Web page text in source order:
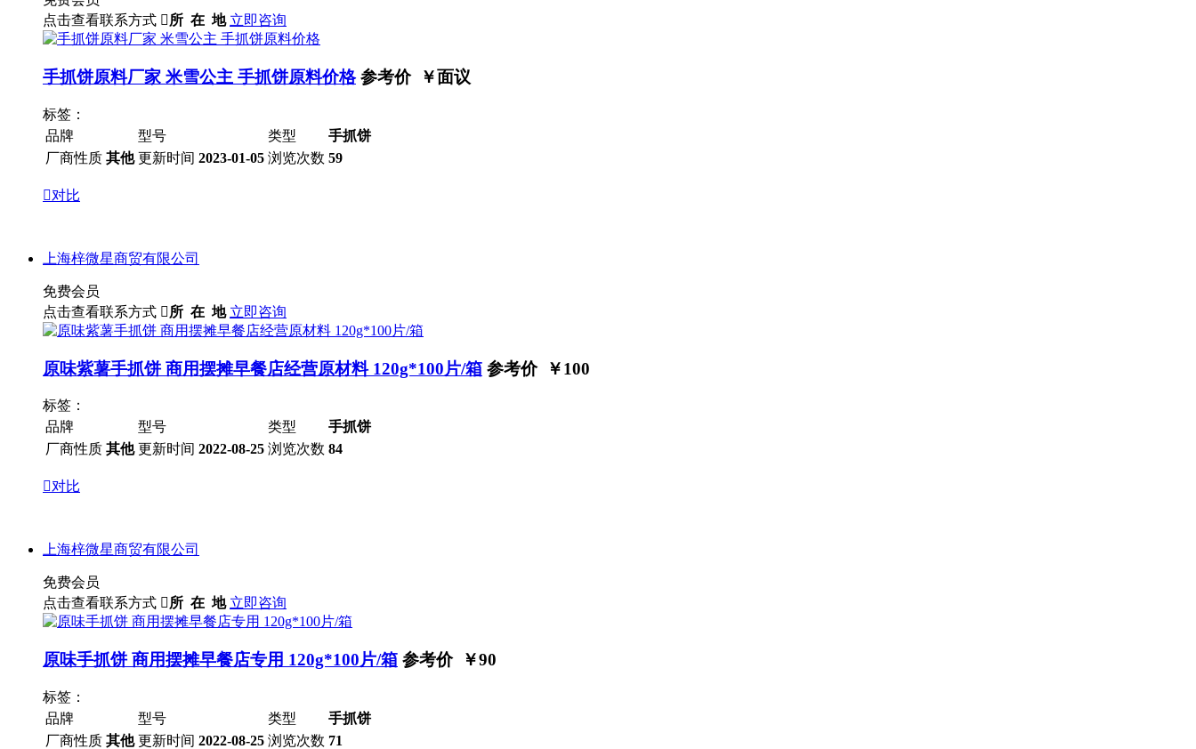
点击查看联系方式 所 在 地 立即咨询
手抓饼原料厂家 米雪公主 手抓饼原料价格 参考价 ￥面议
标签：
品牌
型号 类型
手抓饼
厂商性质 其他 更新时间 2023-01-05 浏览次数 59
对比
上海梓微星商贸有限公司
免费会员
点击查看联系方式 所 在 地 立即咨询
原味紫薯手抓饼 商用摆摊早餐店经营原材料 120g*100片/箱 参考价 ￥100
标签：
品牌
型号 类型
手抓饼
厂商性质 其他 更新时间 2022-08-25 浏览次数 84
对比
上海梓微星商贸有限公司
免费会员
点击查看联系方式 所 在 地 立即咨询
原味手抓饼 商用摆摊早餐店专用 120g*100片/箱 参考价 ￥90
标签：
品牌
型号 类型
手抓饼
厂商性质 其他 更新时间 2022-08-25 浏览次数 71